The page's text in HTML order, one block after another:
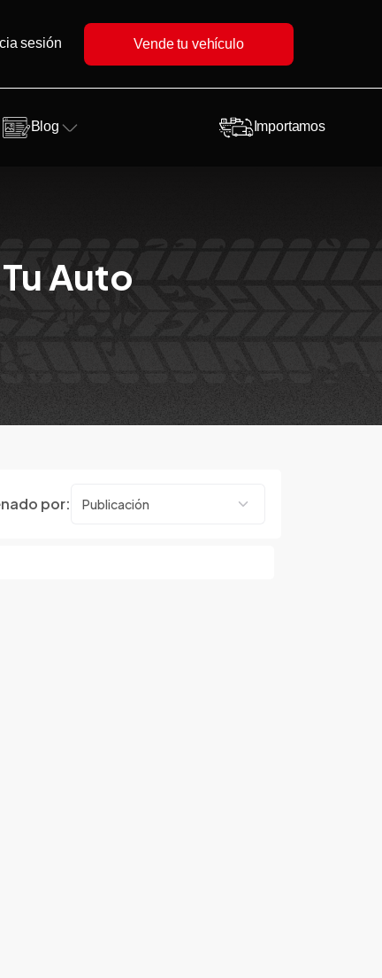
sesión Vende tu vehículo
Blog Importamos
Auto
por: